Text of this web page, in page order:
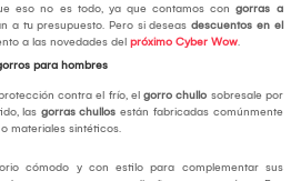
eso no es todo, ya que contamos con gorras a
a tu presupuesto. Pero si deseas descuentos en el
a las novedades del próximo Cyber Wow.
para hombres
contra el frío, el gorro chullo sobresale por
las gorras chullos están fabricadas comúnmente
materiales sintéticos.
cómodo y con estilo para complementar sus